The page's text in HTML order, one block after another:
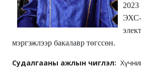
ЭХС-
мэргэжлээр бакалавр төгссөн.
Судалгааны ажлын чиглэл: